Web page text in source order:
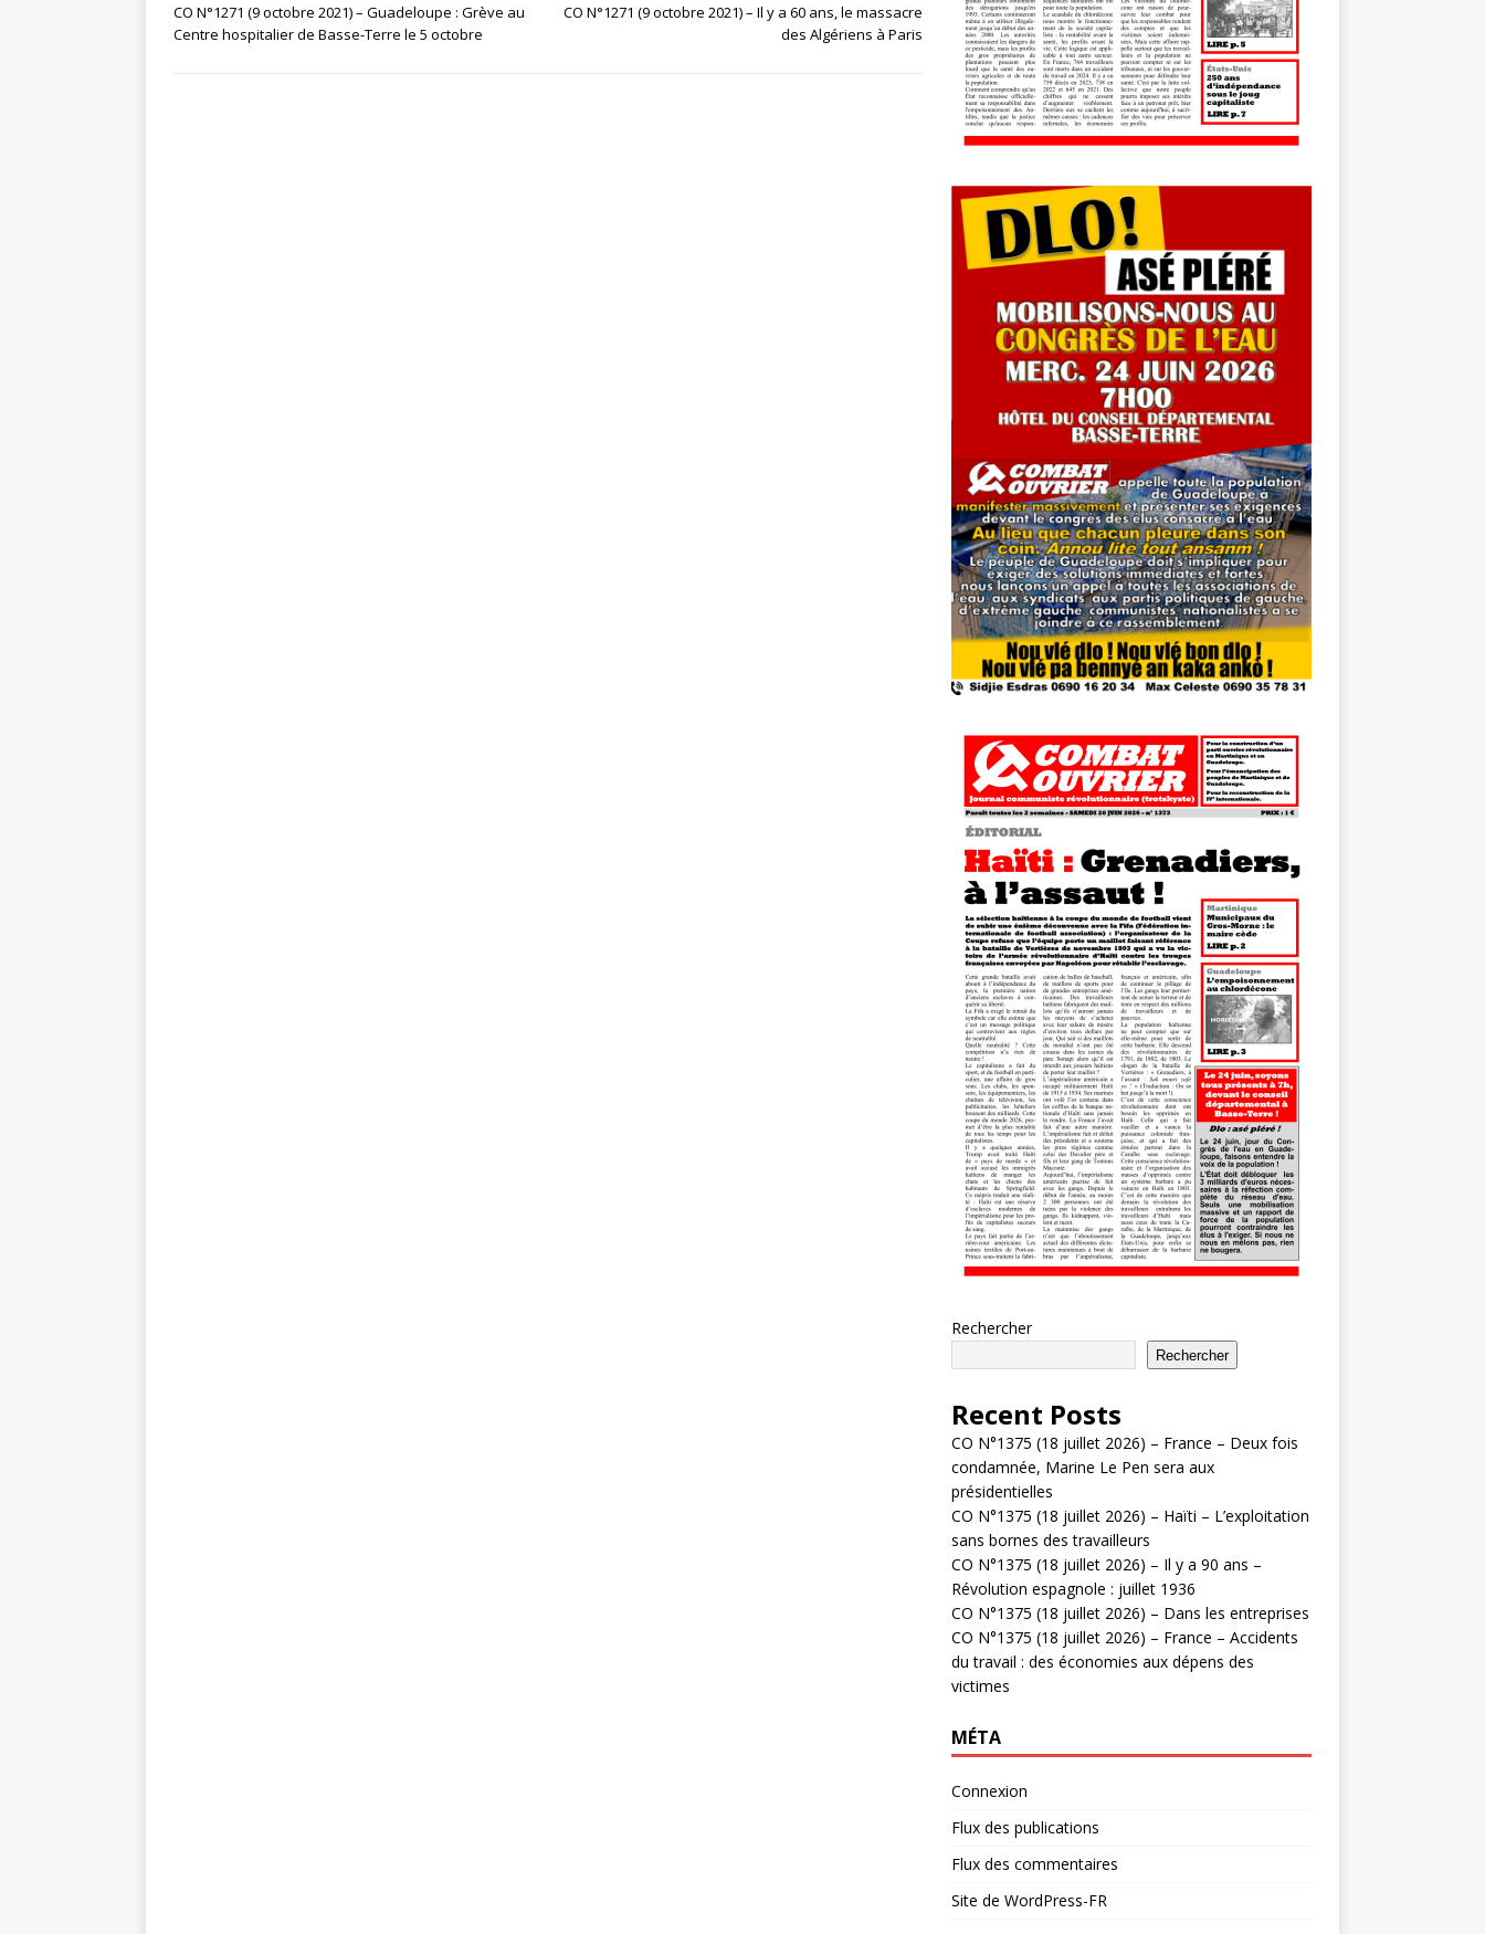
CO N°1271 (9 octobre 2021) – Guadeloupe : Grève au
Centre hospitalier de Basse-Terre le 5 octobre
CO N°1271 (9 octobre 2021) – Il y a 60 ans, le massacre
des Algériens à Paris
Rechercher
Rechercher
Recent Posts
CO N°1375 (18 juillet 2026) – France – Deux fois
condamnée, Marine Le Pen sera aux
présidentielles
CO N°1375 (18 juillet 2026) – Haïti – L’exploitation
sans bornes des travailleurs
CO N°1375 (18 juillet 2026) – Il y a 90 ans –
Révolution espagnole : juillet 1936
CO N°1375 (18 juillet 2026) – Dans les entreprises
CO N°1375 (18 juillet 2026) – France – Accidents
du travail : des économies aux dépens des
victimes
MÉTA
Connexion
Flux des publications
Flux des commentaires
Site de WordPress-FR